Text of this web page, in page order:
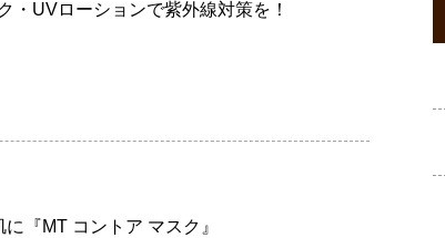
・UVローションで紫外線対策を！
『MT コントア マスク』